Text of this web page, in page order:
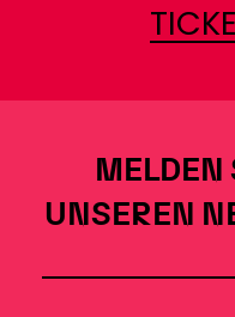
UNSEREN